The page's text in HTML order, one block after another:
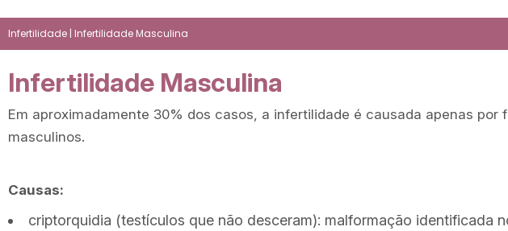
Infertilidade | Infertilidade Masculina
Infertilidade Masculina
Em aproximadamente 30% dos casos, a infertilidade é causada apenas por
masculinos.
Causas:
criptorquidia (testículos que não desceram): malformação identificada